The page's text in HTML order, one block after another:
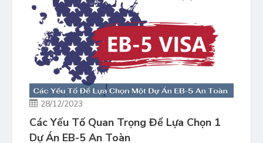
28/12/2023
Các Yếu Tố Quan Trọng Để Lựa Chọn 1
Dự Án EB-5 An Toàn